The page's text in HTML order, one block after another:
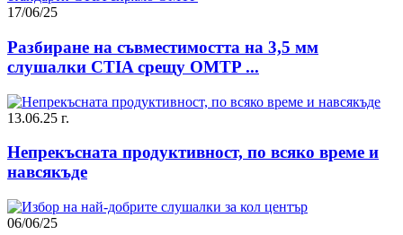
17/06/25
Разбиране на съвместимостта на 3,5 мм
слушалки CTIA срещу OMTP ...
13.06.25 г.
Непрекъсната продуктивност, по всяко време и
навсякъде
06/06/25